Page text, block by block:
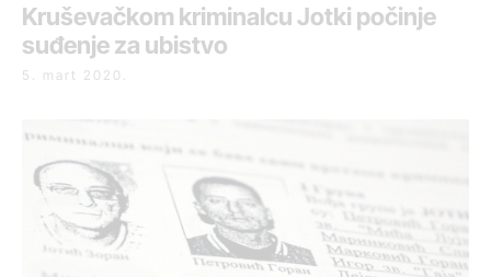
Kruševačkom kriminalcu Jotki počinje
suđenje za ubistvo
5. mart 2020.